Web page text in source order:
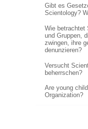
Gibt es
Scientology?
Wie betrachtet
und Gruppen,
zwingen, ihre
denunzieren?
Versucht
beherrschen?
Are young
Organization?